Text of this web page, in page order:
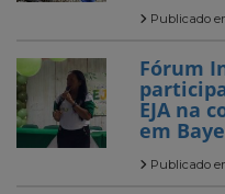
Publicado
Fórum
EJA na
em
Publicado